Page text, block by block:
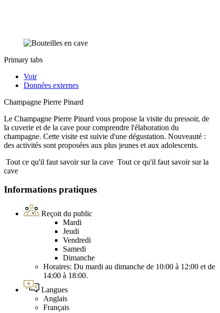
Primary tabs
Voir
Données externes
Champagne Pierre Pinard
Le Champagne Pierre Pinard vous propose la visite du pressoir, de
la cuverie et de la cave pour comprendre l'élaboration du
champagne. Cette visite est suivie d'une dégustation. Nouveauté :
des activités sont proposées aux plus jeunes et aux adolescents.
Tout ce qu'il faut savoir sur la cave Tout ce qu'il faut savoir sur la
cave
Informations pratiques
Reçoit du public
Mardi
Jeudi
Vendredi
Samedi
Dimanche
Horaires: Du mardi au dimanche de 10:00 à 12:00 et de
14:00 à 18:00.
Langues
Anglais
Français